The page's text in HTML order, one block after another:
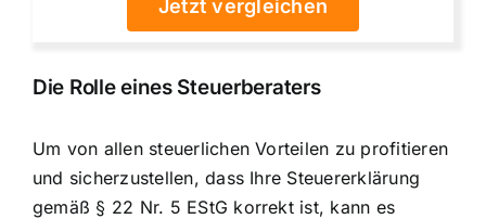
Jetzt vergleichen
Die Rolle eines Steuerberaters
Um von allen steuerlichen Vorteilen zu profitieren
und sicherzustellen, dass Ihre Steuererklärung
gemäß § 22 Nr. 5 EStG korrekt ist, kann es